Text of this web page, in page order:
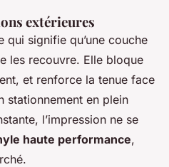
extérieures
qui signifie qu’une couche
les recouvre. Elle bloque
et renforce la tenue face
stationnement en plein
l’impression ne se
haute performance,